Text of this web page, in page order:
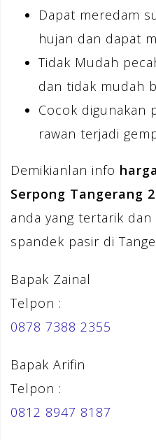
Dapat meredam
hujan dan dapat
Tidak Mudah
dan tidak mudah
Cocok digunakan
rawan terjadi
Demikianlan info
Serpong Tangerang
anda yang tertarik
spandek pasir di
Bapak Zainal
Telpon :
0878 7388 2355
Bapak Arifin
Telpon :
0812 8947 8187